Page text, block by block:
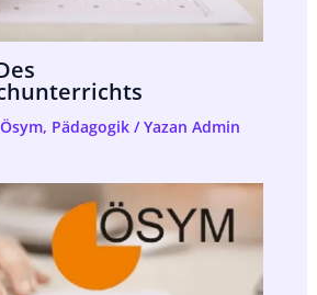
Ösym, Pädagogik/ Yazan Admin